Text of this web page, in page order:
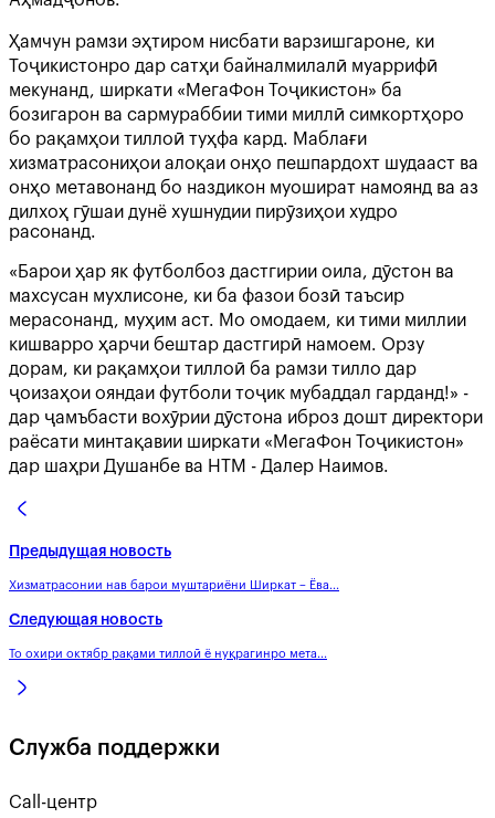
Ҳамчун рамзи эҳтиром нисбати варзишгароне, ки
Тоҷикистонро дар сатҳи байналмилалӣ муаррифӣ
мекунанд, ширкати «МегаФон Тоҷикистон» ба
бозигарон ва сармураббии тими миллӣ симкортҳоро
бо рақамҳои тиллоӣ туҳфа кард. Маблағи
хизматрасониҳои алоқаи онҳо пешпардохт шудааст ва
онҳо метавонанд бо наздикон муошират намоянд ва аз
дилхоҳ гӯшаи дунё хушнудии пирӯзиҳои худро
расонанд.
«Барои ҳар як футболбоз дастгирии оила, дӯстон ва
махсусан мухлисоне, ки ба фазои бозӣ таъсир
мерасонанд, муҳим аст. Мо омодаем, ки тими миллии
кишварро ҳарчи бештар дастгирӣ намоем. Орзу
дорам, ки рақамҳои тиллоӣ ба рамзи тилло дар
ҷоизаҳои ояндаи футболи тоҷик мубаддал гарданд!» -
дар ҷамъбасти вохӯрии дӯстона иброз дошт директори
раёсати минтақавии ширкати «МегаФон Тоҷикистон»
дар шаҳри Душанбе ва НТМ - Далер Наимов.
Предыдущая новость
Хизматрасонии нав барои муштариёни Ширкат – Ёва...
Следующая новость
То охири октябр рақами тиллоӣ ё нуқрагинро мета...
Служба поддержки
Call-центр